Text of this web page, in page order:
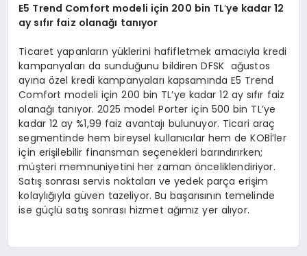
E5 Trend Comfort modeli için 200 bin TL’ye kadar 12
ay sıfır faiz olanağı tanıyor
Ticaret yapanların yüklerini hafifletmek amacıyla kredi
kampanyaları da sunduğunu bildiren DFSK ağustos
ayına özel kredi kampanyaları kapsamında E5 Trend
Comfort modeli için 200 bin TL’ye kadar 12 ay sıfır faiz
olanağı tanıyor. 2025 model Porter için 500 bin TL’ye
kadar 12 ay %1,99 faiz avantajı bulunuyor. Ticari araç
segmentinde hem bireysel kullanıcılar hem de KOBİ’ler
için erişilebilir finansman seçenekleri barındırırken;
müşteri memnuniyetini her zaman önceliklendiriyor.
Satış sonrası servis noktaları ve yedek parça erişim
kolaylığıyla güven tazeliyor. Bu başarısının temelinde
ise güçlü satış sonrası hizmet ağımız yer alıyor.